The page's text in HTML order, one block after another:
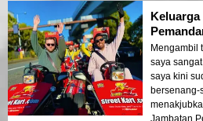
Mengambil
saya
saya kini
bersenang-
Jambatan